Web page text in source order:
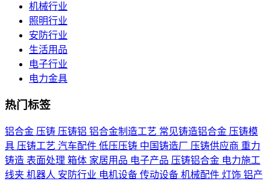
机械行业
照明行业
安防行业
生活用品
电子行业
电力金具
热门标签
铝合金 压铸 压铸铝 铝合金制造工艺 常见铸造铝合金 压铸模
具 压铸工艺 汽车配件 低压压铸 中国铸造厂 压铸供应商 重力
铸造 表面处理 箱体 家居用品 电子产品 压铸铝合金 电力施工
线夹 机器人 安防行业 电机设备 传动设备 机械配件 灯饰 铝产